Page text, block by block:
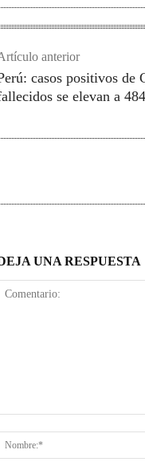
anterior
casos positivos
se elevan a 484
UNA RESPUESTA